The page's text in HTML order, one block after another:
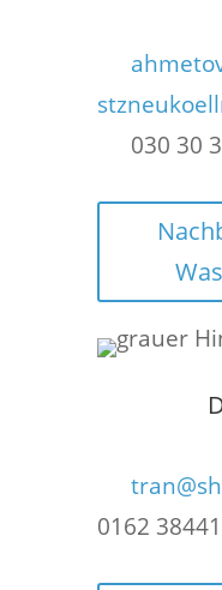
030 30
0162